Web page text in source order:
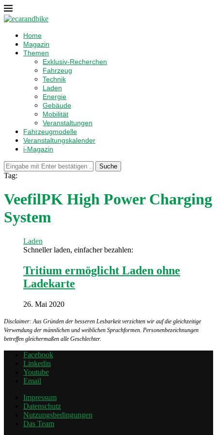
Home
Magazin
Themen
Exklusiv-Recherchen
Fahrzeug
Technik
Laden
Energie
Gebäude
Mobilität
Veranstaltungen
Fahrzeugmodelle
Veranstaltungskalender
i-Magazin
Suche
Tag:
VeefilPK High Power Charging
System
Laden
Schneller laden, einfacher bezahlen:
Tritium ermöglicht Laden ohne
Ladekarte
26. Mai 2020
Disclaimer: Aus Gründen der besseren Lesbarkeit verzichten wir auf die gleichzeitige
Verwendung der männlichen und weiblichen Sprachformen. Personenbezeichnungen
betreffen gleichermaßen alle Geschlechter.
Facebook
Linkedin
Youtube
Email
Impressum
Datenschutz
Nutzungsbedingungen
Das Team